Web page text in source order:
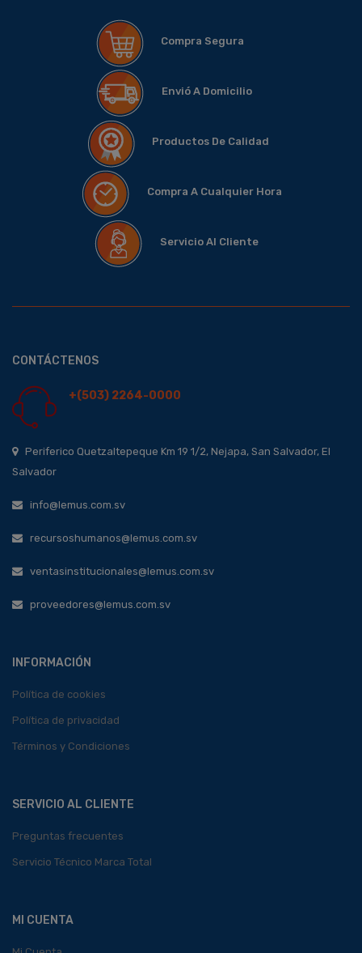
Compra Segura
Envió A Domicilio
Productos De Calidad
Compra A Cualquier Hora
Servicio Al Cliente
CONTÁCTENOS
+(503) 2264-0000
Periferico Quetzaltepeque Km 19 1/2, Nejapa, San Salvador, El
Salvador
info@lemus.com.sv
recursoshumanos@lemus.com.sv
ventasinstitucionales@lemus.com.sv
proveedores@lemus.com.sv
INFORMACIÓN
Política de cookies
Política de privacidad
Términos y Condiciones
SERVICIO AL CLIENTE
Preguntas frecuentes
Servicio Técnico Marca Total
MI CUENTA